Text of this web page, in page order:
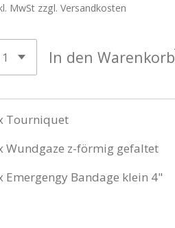
MwSt zzgl. Versandkosten
In den Warenkorb
Tourniquet
Wundgaze z-förmig gefaltet
Emergengy Bandage klein 4"